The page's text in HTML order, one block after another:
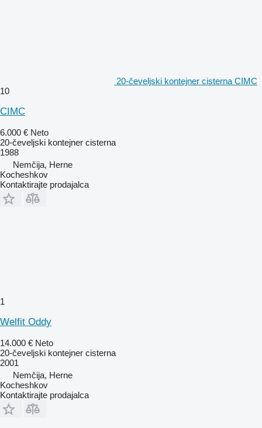
20-čeveljski kontejner cisterna CIMC
10
CIMC
6.000 € Neto
20-čeveljski kontejner cisterna
1988
Nemčija, Herne
Kocheshkov
Kontaktirajte prodajalca
1
Welfit Oddy
14.000 € Neto
20-čeveljski kontejner cisterna
2001
Nemčija, Herne
Kocheshkov
Kontaktirajte prodajalca